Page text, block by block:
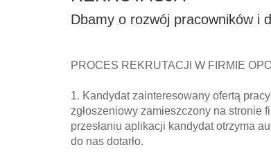
Dbamy o rozwój pracowników i
PROCES REKRUTACJI W FIRMIE
1. Kandydat zainteresowany ofertą
zgłoszeniowy zamieszczony na stronie
przesłaniu aplikacji kandydat otrzyma
do nas dotarło.